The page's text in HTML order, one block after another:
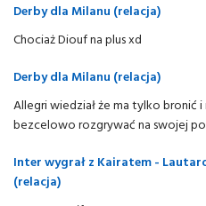
Derby dla Milanu (relacja)
Chociaż Diouf na plus xd
Derby dla Milanu (relacja)
Allegri wiedział że ma tylko bronić
bezcelowo rozgrywać na swojej
Inter wygrał z Kairatem -
(relacja)